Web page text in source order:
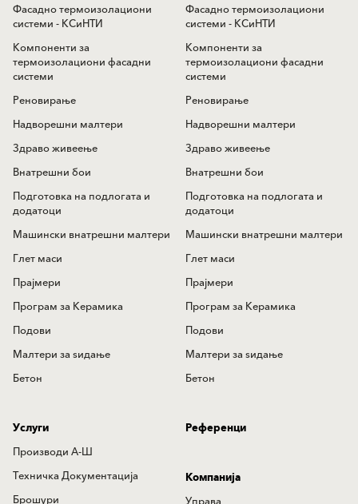
Фасадно термоизолациони
системи - КСиНТИ
Компоненти за
термоизолациони фасадни
системи
Реновирање
Надворешни малтери
Здраво живеење
Внатрешни бои
Подготовка на подлогата и
додатоци
Машински внатрешни малтери
Глет маси
Прајмери
Програм за Керамика
Подови
Mалтери за ѕидањe
Бетон
Фасадно термоизолациони
системи - КСиНТИ
Компоненти за
термоизолациони фасадни
системи
Реновирање
Надворешни малтери
Здраво живеење
Внатрешни бои
Подготовка на подлогата и
додатоци
Машински внатрешни малтери
Глет маси
Прајмери
Програм за Керамика
Подови
Mалтери за ѕидањe
Бетон
Услуги
Производи А-Ш
Техничка Документација
Брошури
Референци
Компанија